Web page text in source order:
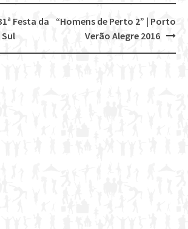
“Homens de Perto 2” | Porto
Verão Alegre 2016
Festa da
Sul